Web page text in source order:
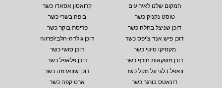
המקום שלנו לאירועים
קרואסון אסאדו כשר
טוסט נקניק כשר
בופה בשרי כשר
דוכן שניצל בחלה כשר
פריסת בוקר כשר
דוכן פיש אנד צ'יפס כשר
דוכן גולדה-חלבי\פרווה
מקסיקו סיטי כשר
דוכן סושי כשר
דוכן משקאות חורף כשר
דוכן פלאפל כשר
וואפל בלגי על מקל כשר
דוכן שווארמה כשר
דונאטס בורגר כשר
ארט קפה כשר